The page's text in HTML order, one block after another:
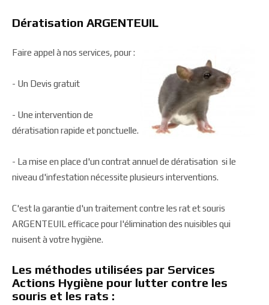
Dératisation ARGENTEUIL
Faire appel à nos services, pour :
- Un Devis gratuit
- Une intervention de
dératisation rapide et ponctuelle.
- La mise en place d'un contrat annuel de dératisation si le
niveau d'infestation nécessite plusieurs interventions.
C'est la garantie d'un traitement contre les rat et souris
ARGENTEUIL efficace pour l'élimination des nuisibles qui
nuisent à votre hygiène.
Les méthodes utilisées par Services
Actions Hygiène pour lutter contre les
souris et les rats :